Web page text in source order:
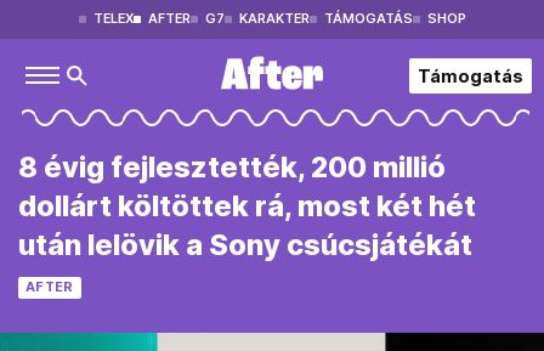
TELEX AFTER G7 KARAKTER TÁMOGATÁS SHOP
Támogatás
8 évig fejlesztették, 200 millió
dollárt költöttek rá, most két hét
után lelövik a Sony csúcsjátékát
AFTER